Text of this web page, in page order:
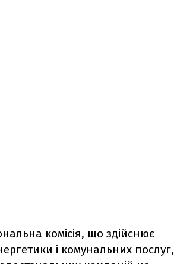
комісія, що здійснює
і комунальних послуг,